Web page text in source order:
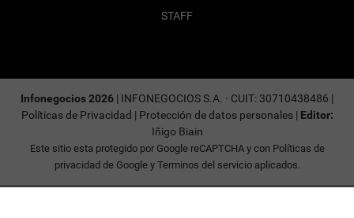
STAFF
Infonegocios 2026 | INFONEGOCIOS S.A. · CUIT: 30710438486 |
Políticas de Privacidad | Protección de datos personales| Editor:
Iñigo Biain
Este sitio esta protegido por Google reCAPTCHA y con Políticas de
privacidad de Googley Terminos del servicioaplicados.